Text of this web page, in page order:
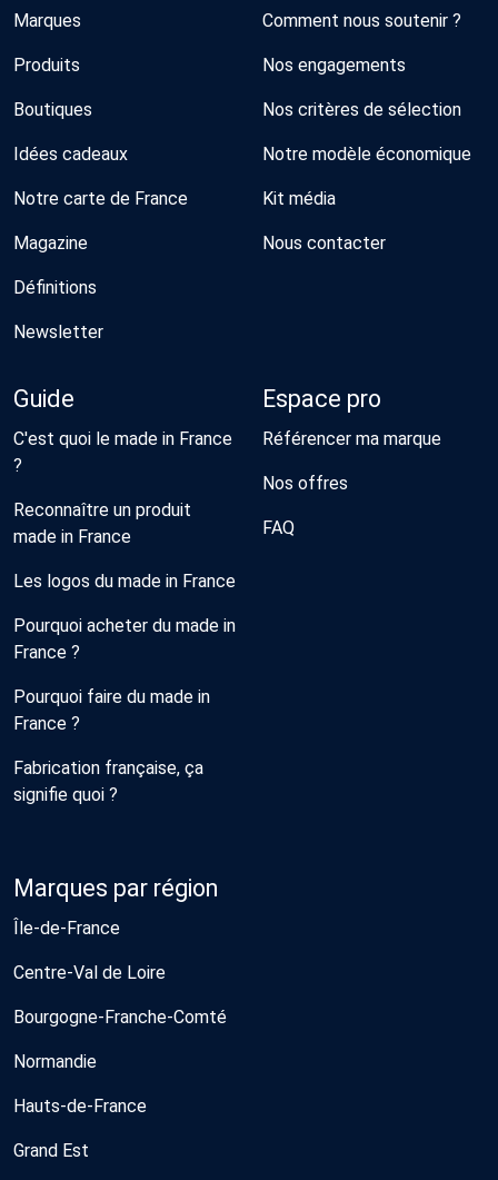
Marques
Produits
Boutiques
Idées cadeaux
Notre carte de France
Magazine
Définitions
Newsletter
Comment nous soutenir ?
Nos engagements
Nos critères de sélection
Notre modèle économique
Kit média
Nous contacter
Guide
C'est quoi le made in France
?
Reconnaître un produit
made in France
Les logos du made in France
Pourquoi acheter du made in
France ?
Pourquoi faire du made in
France ?
Fabrication française, ça
signifie quoi ?
Espace pro
Référencer ma marque
Nos offres
FAQ
Marques par région
Île-de-France
Centre-Val de Loire
Bourgogne-Franche-Comté
Normandie
Hauts-de-France
Grand Est